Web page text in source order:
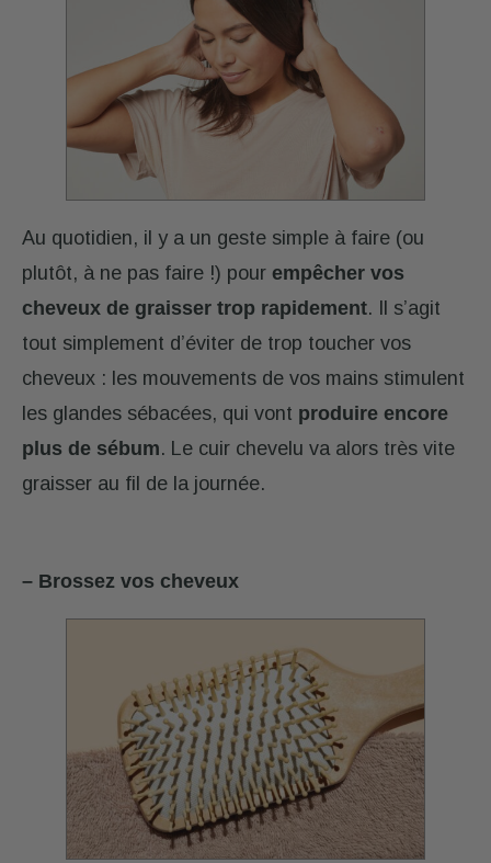
Au quotidien, il y a un geste simple à faire (ou
plutôt, à ne pas faire !) pour empêcher vos
cheveux de graisser trop rapidement. Il s’agit
tout simplement d’éviter de trop toucher vos
cheveux : les mouvements de vos mains stimulent
les glandes sébacées, qui vont produire encore
plus de sébum. Le cuir chevelu va alors très vite
graisser au fil de la journée.
– Brossez vos cheveux